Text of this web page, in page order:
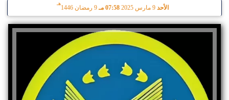
الأحد 9 مارس 2025 07:58 مـ 9 رمضان 1446
هـ